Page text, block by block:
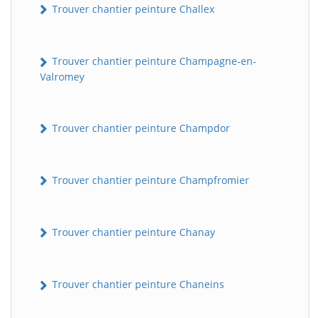
Trouver chantier peinture Challex
Trouver chantier peinture Champagne-en-
Valromey
Trouver chantier peinture Champdor
Trouver chantier peinture Champfromier
Trouver chantier peinture Chanay
Trouver chantier peinture Chaneins